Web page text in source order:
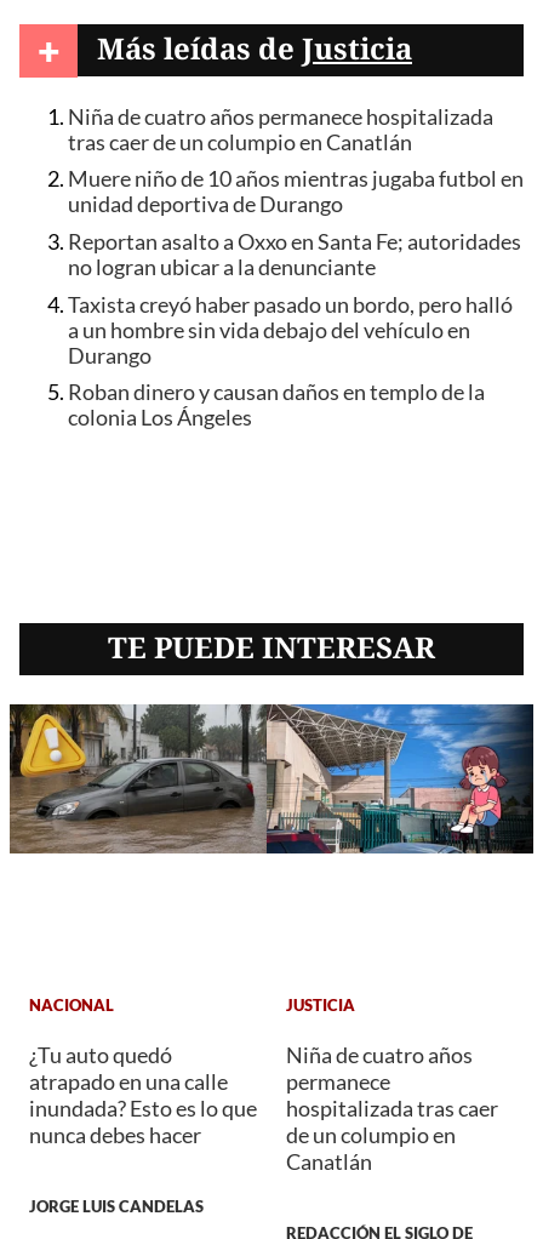
+ Más leídas de Justicia
Niña de cuatro años permanece hospitalizada
tras caer de un columpio en Canatlán
Muere niño de 10 años mientras jugaba futbol en
unidad deportiva de Durango
Reportan asalto a Oxxo en Santa Fe; autoridades
no logran ubicar a la denunciante
Taxista creyó haber pasado un bordo, pero halló
a un hombre sin vida debajo del vehículo en
Durango
Roban dinero y causan daños en templo de la
colonia Los Ángeles
TE PUEDE INTERESAR
NACIONAL
¿Tu auto quedó
atrapado en una calle
inundada? Esto es lo que
nunca debes hacer
JORGE LUIS CANDELAS
JUSTICIA
Niña de cuatro años
permanece
hospitalizada tras caer
de un columpio en
Canatlán
REDACCIÓN EL SIGLO DE